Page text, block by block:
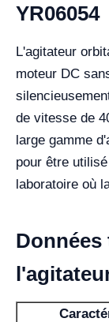
YR06054
L'agitateur
moteur DC
de vitesse de
large gamme
pour être
laboratoire où